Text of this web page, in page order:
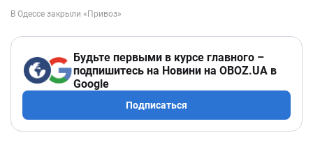
Будьте первыми в курсе главного –
подпишитесь на Новини на OBOZ.UA в
Google
Подписаться